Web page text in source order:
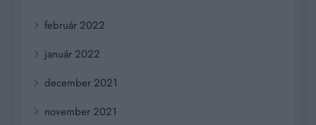
február 2022
január 2022
december 2021
november 2021